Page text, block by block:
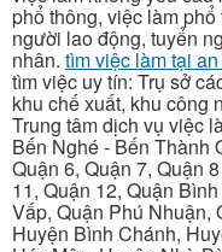
phổ thông, việc làm
người lao động, tuyển
nhân. tìm việc làm tại
tìm việc uy tín: Trụ sở
khu chế xuất, khu công
Trung tâm dịch vụ việc
Bến Nghé - Bến Thành
Quận 6, Quận 7, Quận
11, Quận 12, Quận
Vấp, Quận Phú Nhuận,
Huyện Bình Chánh,